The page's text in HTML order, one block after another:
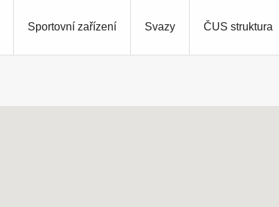
Sportovní zařízení Svazy ČUS struktura